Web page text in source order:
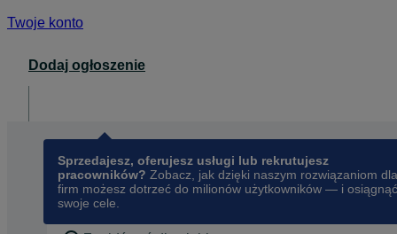
Twoje konto
Dodaj ogłoszenie
Sprzedajesz, oferujesz usługi lub rekrutujesz
pracowników? Zobacz, jak dzięki naszym rozwiązaniom dla
firm możesz dotrzeć do milionów użytkowników — i osiągnąć
swoje cele.